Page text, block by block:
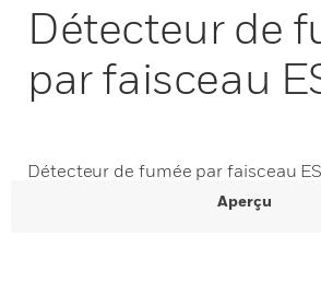
Détecteur de
par faisceau
Détecteur de fumée par faisceau
Aperçu